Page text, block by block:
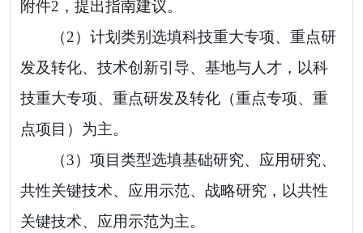
附件2 ，提出指南建议。
（2） 计划类别选填科技重大专项、重点研
发及转化、技术创新引导、基地与人才， 以科
技重大专项、重点研发及转化（重点专项、重
点项目） 为主。
（3） 项目类型选填基础研究、 应用研究、
共性关键技术、应用示范、战略研究 ， 以共性
关键技术、应用示范为主。